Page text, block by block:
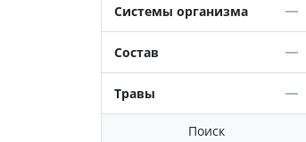
Системы организма
Состав
Травы
Поиск